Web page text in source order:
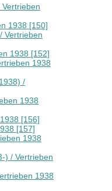
1938 [150]
Vertrieben
1938 [152]
1938
/
1938
[156]
[157]
1938
) / Vertrieben
1938